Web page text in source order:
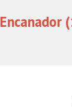
Encanador